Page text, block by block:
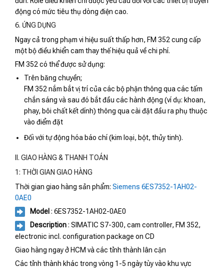
động có mức tiêu thụ dòng điện cao.
6. ỨNG DỤNG
Ngay cả trong phạm vi hiệu suất thấp hơn, FM 352 cung cấp
một bộ điều khiển cam thay thế hiệu quả về chi phí.
FM 352 có thể được sử dụng:
Trên băng chuyền;
FM 352 nắm bắt vị trí của các bộ phận thông qua các tấm
chắn sáng và sau đó bắt đầu các hành động (ví dụ: khoan,
phay, bôi chất kết dính) thông qua cài đặt đầu ra phụ thuộc
vào điểm đặt
Đối với tự động hóa báo chí (kim loại, bột, thủy tinh).
II. GIAO HÀNG & THANH TOÁN
1: THỜI GIAN GIAO HÀNG
Thời gian giao hàng sản phẩm: Siemens 6ES7352-1AH02-
0AE0
Model : 6ES7352-1AH02-0AE0
Description: SIMATIC S7-300, cam controller, FM 352,
electronic incl. configuration package on CD
Giao hàng ngay ở HCM và các tỉnh thành lân cận
Các tỉnh thành khác trong vòng 1-5 ngày tùy vào khu vực